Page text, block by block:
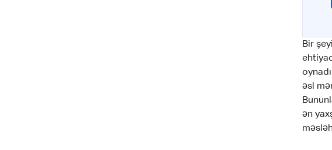
Bir
əsl
ən